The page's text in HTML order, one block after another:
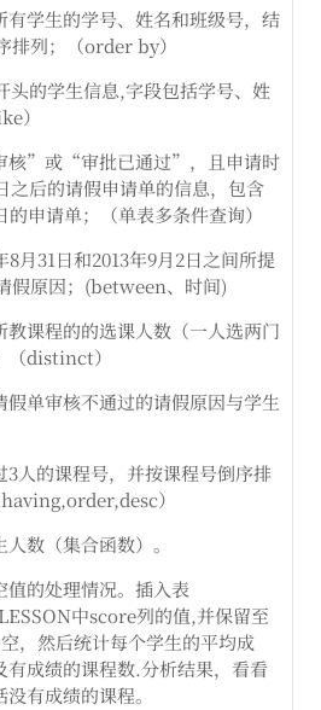
有学生的学号、姓名和班级号，结
排列；（order by）
头的学生信息,字段包括学号、姓
）
核”或“审批已通过”，且申请时
之后的请假申请单的信息，包含
的申请单；（单表多条件查询）
8月31日和2013年9月2日之间所提
假原因；(between、时间)
教课程的的选课人数（一人选两门
（distinct）
假单审核不通过的请假原因与学生
3人的课程号，并按课程号倒序排
）
数（集合函数）。
值的处理情况。插入表
中score列的值,并保留至
，然后统计每个学生的平均成
有成绩的课程数.分析结果，看看
有成绩的课程。